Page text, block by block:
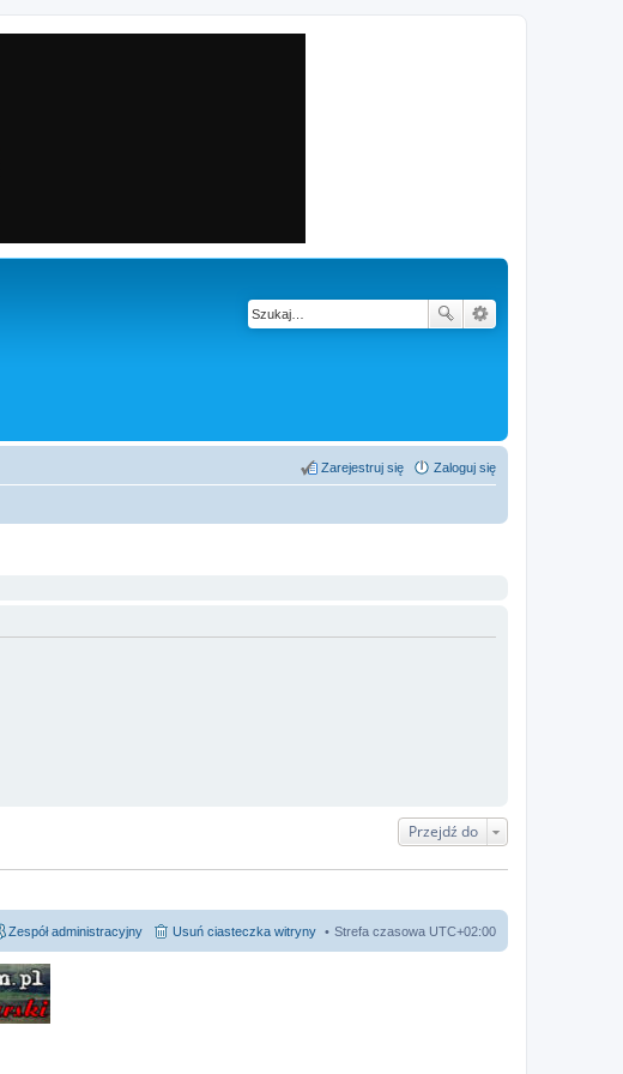
Zaloguj się
Zarejestruj się
Przejdź do
Strefa czasowa UTC+02:00
Usuń ciasteczka witryny
Zespół administracyjny